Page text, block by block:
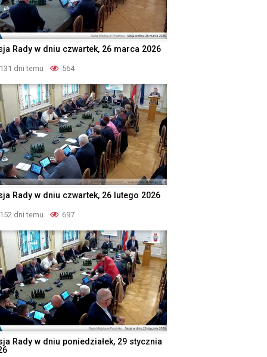
Rady w dniu czwartek, 26 marca 2026
131 dni temu 564
Rady w dniu czwartek, 26 lutego 2026
152 dni temu 697
Rady w dniu poniedziałek, 29 stycznia